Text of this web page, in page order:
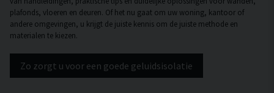
plafonds, vloeren en deuren. Of het nu gaat om uw woning, kantoor of
andere omgevingen, u krijgt de juiste kennis om de juiste methode en
materialen te kiezen.
Zo zorgt u voor een goede geluidsisolatie